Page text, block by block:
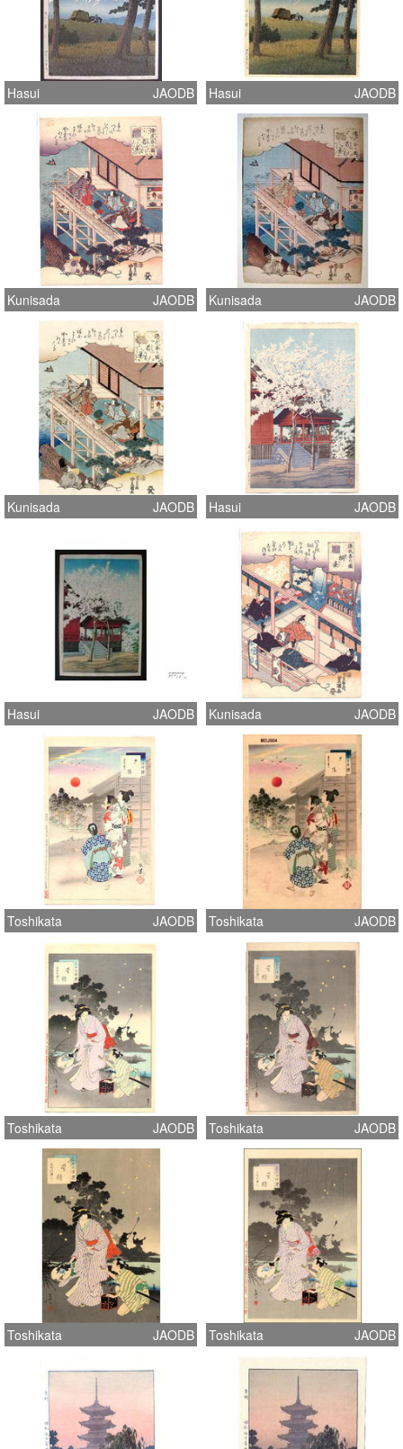
Hasui JAODB Hasui JAODB
Kunisada JAODB Kunisada JAODB
Kunisada JAODB Hasui JAODB
Hasui JAODB Kunisada JAODB
Toshikata JAODB Toshikata JAODB
Toshikata JAODB Toshikata JAODB
Toshikata JAODB Toshikata JAODB